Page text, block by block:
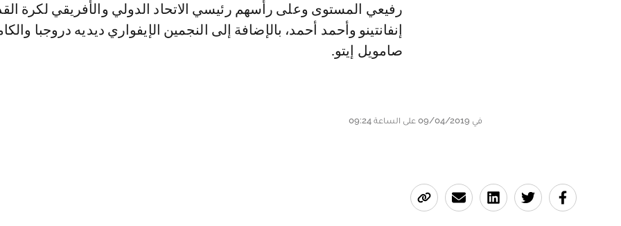
رفيعي المستوى وعلى رأسهم رئيسي الاتحاد الدولي والأفريقي لكرة
إنفانتينو وأحمد أحمد، بالإضافة إلى النجمين الإيفواري ديديه دروجبا
صامويل إيتو.
في 09/04/2019 على الساعة 09:24